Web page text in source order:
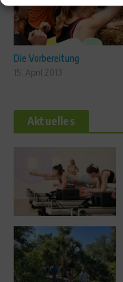
Die Vorbereitung
15. April 2013
Aktuelles